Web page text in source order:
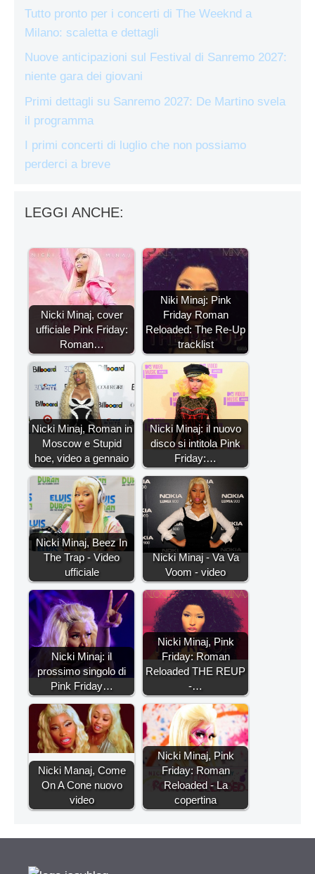
Tutto pronto per i concerti di The Weeknd a
Milano: scaletta e dettagli
Nuove anticipazioni sul Festival di Sanremo 2027:
niente gara dei giovani
Primi dettagli su Sanremo 2027: De Martino svela
il programma
I primi concerti di luglio che non possiamo
perderci a breve
LEGGI ANCHE:
Nicki Minaj, cover
ufficiale Pink Friday:
Roman…
Niki Minaj: Pink
Friday Roman
Reloaded: The Re-Up
tracklist
Nicki Minaj, Roman in
Moscow e Stupid
hoe, video a gennaio
Nicki Minaj: il nuovo
disco si intitola Pink
Friday:…
Nicki Minaj, Beez In
The Trap - Video
ufficiale
Nicki Minaj - Va Va
Voom - video
Nicki Minaj: il
prossimo singolo di
Pink Friday…
Nicki Minaj, Pink
Friday: Roman
Reloaded THE REUP
-…
Nicki Manaj, Come
On A Cone nuovo
video
Nicki Minaj, Pink
Friday: Roman
Reloaded - La
copertina